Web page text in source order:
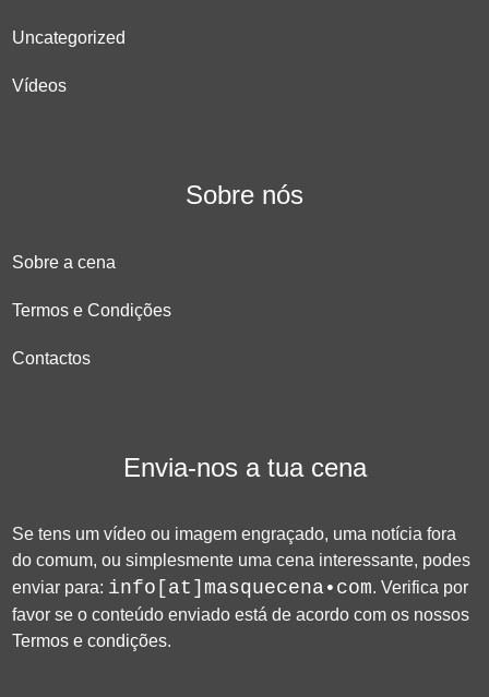
Uncategorized
Vídeos
Sobre nós
Sobre a cena
Termos e Condições
Contactos
Envia-nos a tua cena
Se tens um vídeo ou imagem engraçado, uma notícia fora
do comum, ou simplesmente uma cena interessante, podes
enviar para: info[at]masquecena•com. Verifica por
favor se o conteúdo enviado está de acordo com os nossos
Termos e condições.